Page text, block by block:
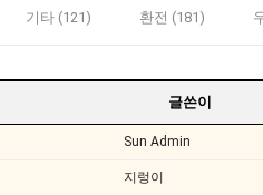
기타 (121) 환전 (181)
글쓴이
Sun Admin
지렁이